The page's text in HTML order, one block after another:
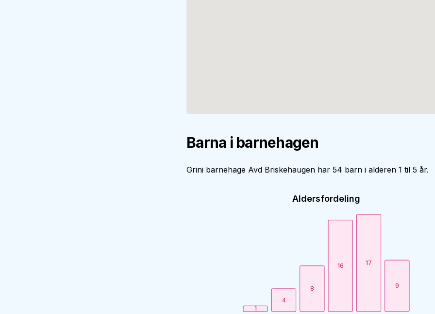
Barna i barnehagen
Grini barnehage Avd Briskehaugen har 54 barn i alderen 1 til 5 år.
Aldersfordeling
1
4
8
16 17
9